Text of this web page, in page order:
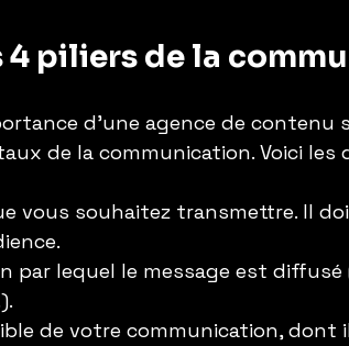
4 piliers de la
d’une agence de contenu
de la communication. Voici les
vous souhaitez transmettre. Il
par lequel le message est diffusé
de votre communication,